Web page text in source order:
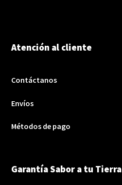
Atención al cliente
Contáctanos
Envíos
Métodos de pago
Garantía Sabor a tu Tierra